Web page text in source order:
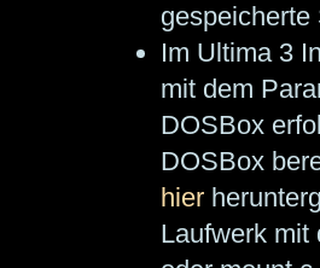
gespeicherte
Im Ultima 3
mit dem
DOSBox
DOSBox
hier
Laufwerk mit